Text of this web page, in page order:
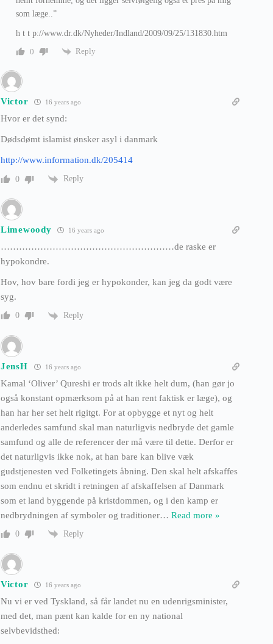
som læge..”
h t t p://www.dr.dk/Nyheder/Indland/2009/09/25/131830.htm
0
Reply
Victor 16 years ago
Hvor er det synd:
Dødsdømt islamist ønsker asyl i danmark
http://www.information.dk/205414
0 Reply
Limewoody 16 years ago
…………………………………………………de raske er
hypokondre.
Hov, hov bare fordi jeg er hypokonder, kan jeg da godt være
syg.
0 Reply
JensH 16 years ago
Kamal ‘Oliver’ Qureshi er trods alt ikke helt dum, (han gør jo
også konstant opmærksom på at han rent faktisk er læge), og
han har her set helt rigitgt. For at opbygge et nyt og helt
anderledes samfund skal man naturligvis nedbryde det gamle
samfund og alle de referencer der må være til dette. Derfor er
det naturligvis ikke nok, at han bare kan blive væk
gudstjenesten ved Folketingets åbning. Den skal helt afskaffes
som endnu et skridt i retningen af afskaffelsen af Danmark
som et land byggende på kristdommen, og i den kamp er
nedbrydningen af symboler og traditioner… Read more »
0 Reply
Victor 16 years ago
Nu vi er ved Tyskland, så får landet nu en udenrigsminister,
med det, man pænt kan kalde for en ny national
selvbevidsthed: